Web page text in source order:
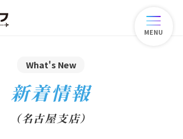
MENU
What's New
新着情報
（名古屋支店）